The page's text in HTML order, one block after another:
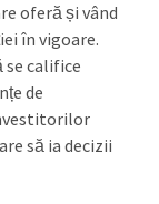
oferă și vând
în vigoare.
se califice
de
să ia decizii